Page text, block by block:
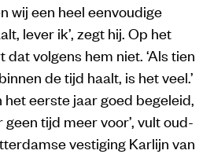
wij een heel eenvoudige
lever ik’, zegt hij. Op het
volgens hem niet. ‘Als tien
de tijd haalt, is het veel.’
het eerste jaar goed begeleid,
tijd meer voor’, vult oud-
vestiging Karlijn van